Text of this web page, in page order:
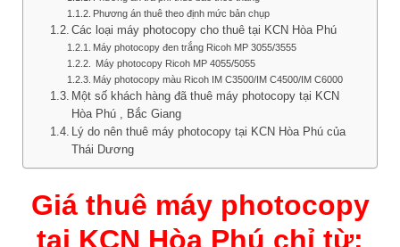
Phương án thuê theo định mức bản chụp
Các loại máy photocopy cho thuê tại KCN Hòa Phú
Máy photocopy đen trắng Ricoh MP 3055/3555
Máy photocopy Ricoh MP 4055/5055
Máy photocopy màu Ricoh IM C3500/IM C4500/IM C6000
Một số khách hàng đã thuê máy photocopy tại KCN
Hòa Phú , Bắc Giang
Lý do nên thuê máy photocopy tại KCN Hòa Phú của
Thái Dương
Giá thuê máy photocopy
tại KCN Hòa Phú chỉ từ: